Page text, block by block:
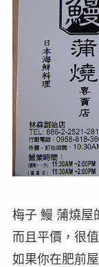
梅子 鰻 蒲燒屋
而且平價，很
如果你在肥前